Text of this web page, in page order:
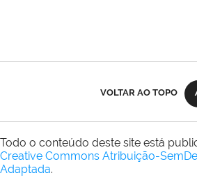
VOLTAR AO TOPO
Todo o conteúdo deste site está
Creative Commons Atribuição-
Adaptada.